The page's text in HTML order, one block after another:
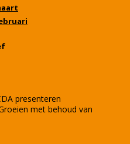
presenteren
met behoud van